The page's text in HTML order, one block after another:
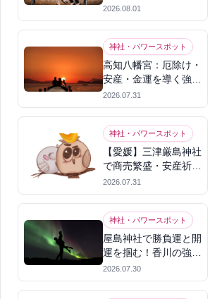
を呼ぶパワースポット
2026.08.01
神社・パワースポット
高知八幡宮：厄除け・
安産・金運を導く強力
パワースポット
2026.07.31
神社・パワースポット
【愛媛】三津厳島神社
で商売繁盛・安産祈
願！宗像三女神のパワ
ーを授かる
2026.07.31
神社・パワースポット
屋島神社で勝負運と開
運を掴む！香川の強力
パワースポット
2026.07.30